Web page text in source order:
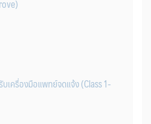
เครื่องมือแพทย์จดแจ้ง (Class 1-